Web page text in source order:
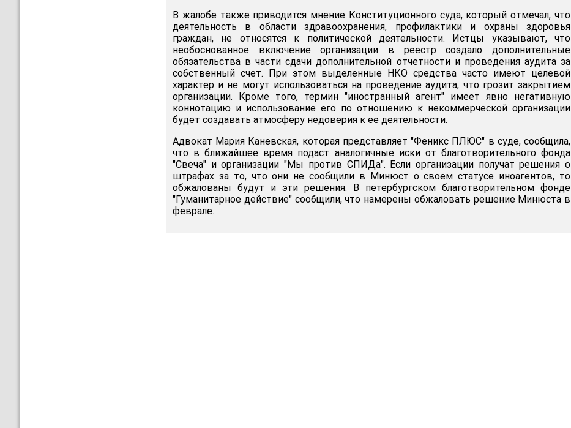
В жалобе также приводится мнение Конституционного суда, который отмечал, что
деятельность в области здравоохранения, профилактики и охраны здоровья
граждан, не относятся к политической деятельности. Истцы указывают, что
необоснованное включение организации в реестр создало дополнительные
обязательства в части сдачи дополнительной отчетности и проведения аудита за
собственный счет. При этом выделенные НКО средства часто имеют целевой
характер и не могут использоваться на проведение аудита, что грозит закрытием
организации. Кроме того, термин "иностранный агент" имеет явно негативную
коннотацию и использование его по отношению к некоммерческой организации
будет создавать атмосферу недоверия к ее деятельности.
Адвокат Мария Каневская, которая представляет "Феникс ПЛЮС" в суде, сообщила,
что в ближайшее время подаст аналогичные иски от благотворительного фонда
"Свеча" и организации "Мы против СПИДа". Если организации получат решения о
штрафах за то, что они не сообщили в Минюст о своем статусе иноагентов, то
обжалованы будут и эти решения. В петербургском благотворительном фонде
"Гуманитарное действие" сообщили, что намерены обжаловать решение Минюста в
феврале.